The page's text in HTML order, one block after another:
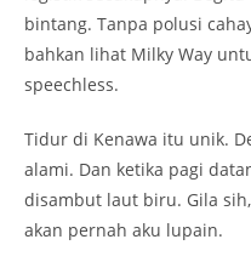
akan pernah aku lupain.
Hal Kecil yang Sering
kebersihan. Waktu itu aku
dan botol kosong
padahal tempat ini tuh
tolong banget ya, bawa